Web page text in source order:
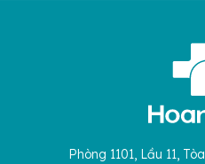
Phòng 1101, Lầu 11,